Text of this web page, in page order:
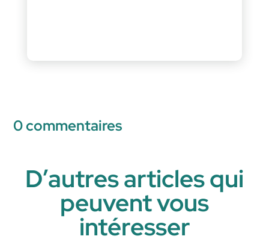
0 commentaires
D’autres articles qui
peuvent vous
intéresser